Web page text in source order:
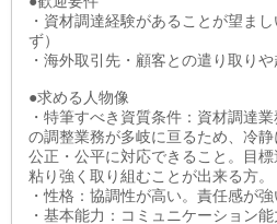
・資材調達経験があることが望ま
ず）
・海外取引先・顧客との遣り取りや
●求める人物像
・特筆すべき資質条件：資材調達
の調整業務が多岐に亘るため、冷
公正・公平に対応できること。目標
粘り強く取り組むことが出来る方。
・性格：協調性が高い。責任感が強
・基本能力：コミュニケーション能